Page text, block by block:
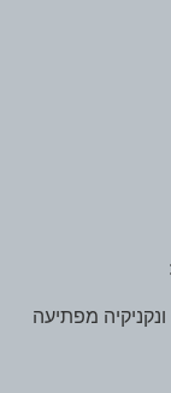
מפתיעה